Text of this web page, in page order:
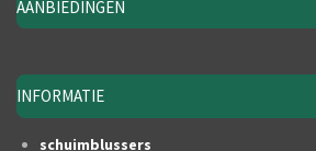
AANBIEDINGEN
INFORMATIE
schuimblussers